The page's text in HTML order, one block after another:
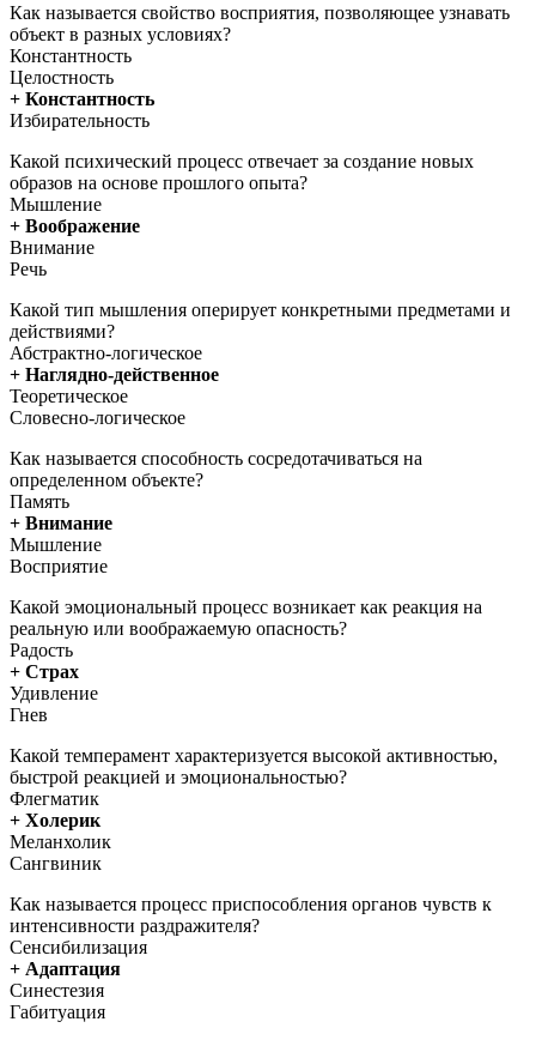
Как называется свойство восприятия, позволяющее узнавать
объект в разных условиях?
Константность
Целостность
+ Константность
Избирательность
Какой психический процесс отвечает за создание новых
образов на основе прошлого опыта?
Мышление
+ Воображение
Внимание
Речь
Какой тип мышления оперирует конкретными предметами и
действиями?
Абстрактно-логическое
+ Наглядно-действенное
Теоретическое
Словесно-логическое
Как называется способность сосредотачиваться на
определенном объекте?
Память
+ Внимание
Мышление
Восприятие
Какой эмоциональный процесс возникает как реакция на
реальную или воображаемую опасность?
Радость
+ Страх
Удивление
Гнев
Какой темперамент характеризуется высокой активностью,
быстрой реакцией и эмоциональностью?
Флегматик
+ Холерик
Меланхолик
Сангвиник
Как называется процесс приспособления органов чувств к
интенсивности раздражителя?
Сенсибилизация
+ Адаптация
Синестезия
Габитуация